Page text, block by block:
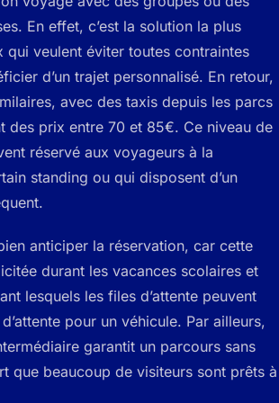
En effet, c’est la solution la plus
qui veulent éviter toutes contraintes
d’un trajet personnalisé. En retour,
avec des taxis depuis les parcs
des prix entre 70 et 85€. Ce niveau de
réservé aux voyageurs à la
standing ou qui disposent d’un
anticiper la réservation, car cette
durant les vacances scolaires et
lesquels les files d’attente peuvent
pour un véhicule. Par ailleurs,
garantit un parcours sans
que beaucoup de visiteurs sont prêts à